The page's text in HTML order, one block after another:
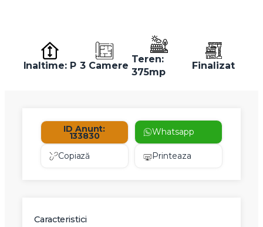
Inaltime: P 3 Camere
Teren:
375mp
Finalizat
ID Anunt:
133830 Whatsapp
Copiază Printeaza
Caracteristici